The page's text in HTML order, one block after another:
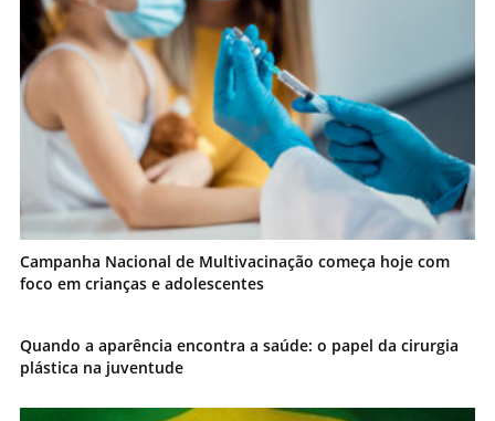
Campanha Nacional de Multivacinação começa hoje com
foco em crianças e adolescentes
Quando a aparência encontra a saúde: o papel da cirurgia
plástica na juventude